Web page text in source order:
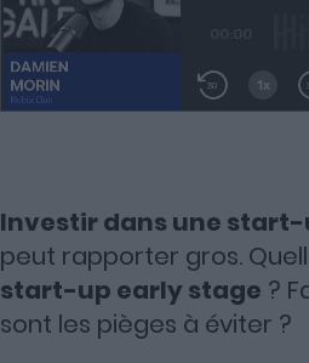
Investir dans une
peut rapporter gros.
start-up early stage ?
sont les pièges à éviter ?